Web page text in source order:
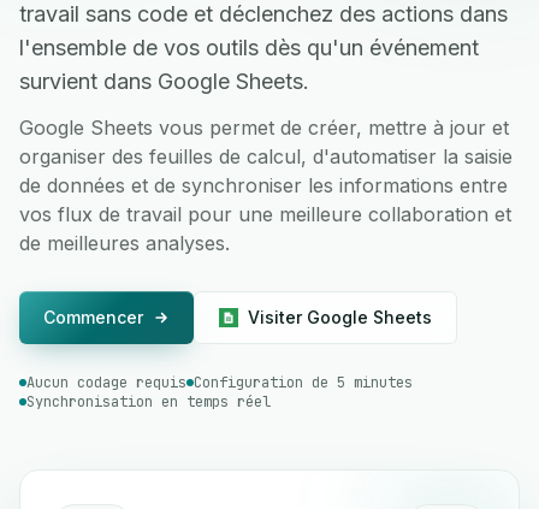
travail sans code et déclenchez des actions dans
l'ensemble de vos outils dès qu'un événement
survient dans Google Sheets.
Google Sheets vous permet de créer, mettre à jour et
organiser des feuilles de calcul, d'automatiser la saisie
de données et de synchroniser les informations entre
vos flux de travail pour une meilleure collaboration et
de meilleures analyses.
Commencer Visiter Google Sheets
Aucun codage requis Configuration de 5 minutes
Synchronisation en temps réel